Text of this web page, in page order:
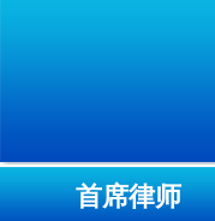
首席律师